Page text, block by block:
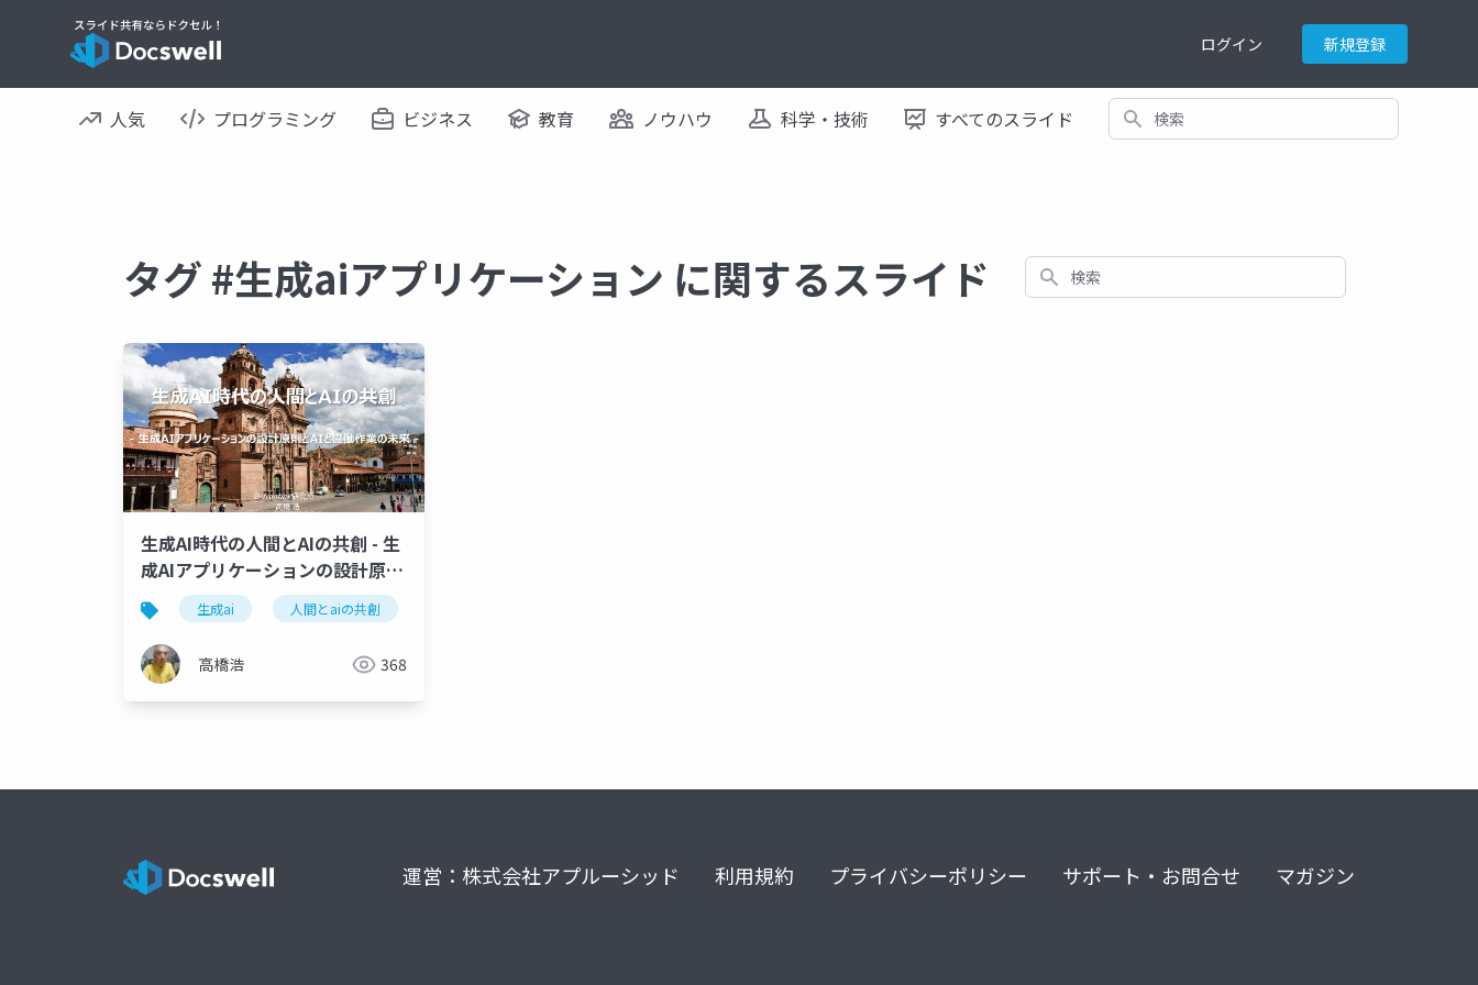
ログイン 新規登録
人気 プログラミング ビジネス 教育 ノウハウ 科学・技術 すべてのスライド 検索
タグ #生成aiアプリケーション に関するスライド 検索
生成AI時代の人間とAIの共創 - 生
成AIアプリケーションの設計原則
とAIと協働作業の未来 -
生成ai 人間とaiの共創
高橋浩 368
運営：株式会社アプルーシッド 利用規約 プライバシーポリシー サポート・お問合せ マガジン